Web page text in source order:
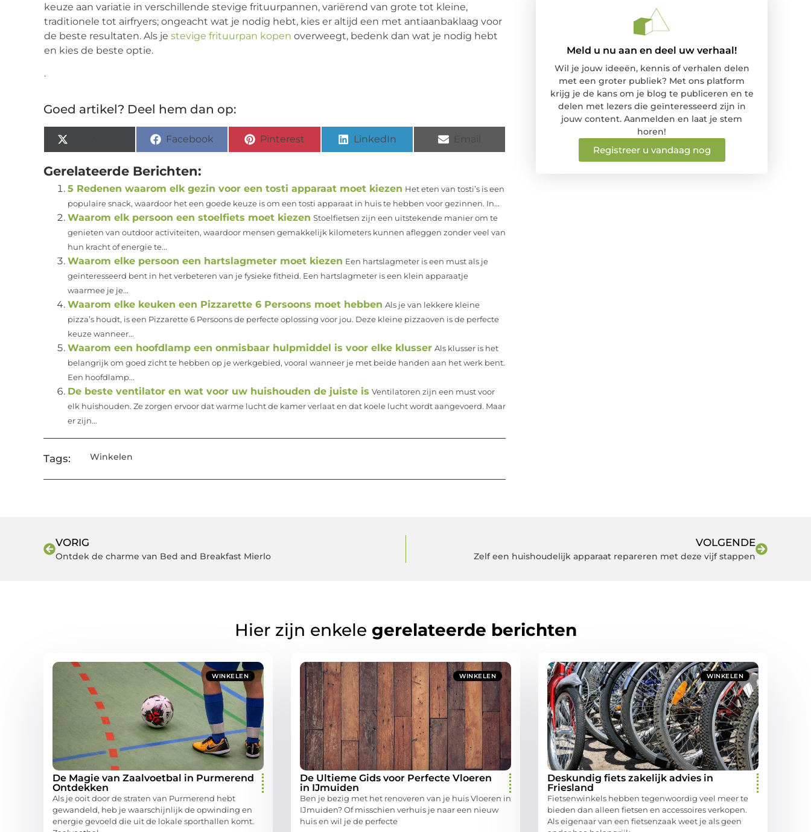
keuze aan variatie in verschillende stevige frituurpannen, variërend van grote tot kleine,
traditionele tot airfryers; ongeacht wat je nodig hebt, kies er altijd een met antiaanbaklaag voor
de beste resultaten. Als je stevige frituurpan kopen overweegt, bedenk dan wat je nodig hebt
en kies de beste optie.
.
Goed artikel? Deel hem dan op:
Facebook Pinterest LinkedIn
Gerelateerde Berichten:
5 Redenen waarom elk gezin voor een tosti apparaat moet kiezen Het eten van tosti’s is een
populaire snack, waardoor het een goede keuze is om een tosti apparaat in huis te hebben voor gezinnen. In...
Waarom elk persoon een stoelfiets moet kiezen Stoelfietsen zijn een uitstekende manier om te
genieten van outdoor activiteiten, waardoor mensen gemakkelijk kilometers kunnen afleggen zonder veel van
hun kracht of energie te...
Waarom elke persoon een hartslagmeter moet kiezen Een hartslagmeter is een must als je
geïnteresseerd bent in het verbeteren van je fysieke fitheid. Een hartslagmeter is een klein apparaatje
waarmee je je...
Waarom elke keuken een Pizzarette 6 Persoons moet hebben Als je van lekkere kleine
pizza’s houdt, is een Pizzarette 6 Persoons de perfecte oplossing voor jou. Deze kleine pizzaoven is de perfecte
keuze wanneer...
Waarom een hoofdlamp een onmisbaar hulpmiddel is voor elke klusser Als klusser is het
belangrijk om goed zicht te hebben op je werkgebied, vooral wanneer je met beide handen aan het werk bent.
Een hoofdlamp...
De beste ventilator en wat voor uw huishouden de juiste is Ventilatoren zijn een must voor
elk huishouden. Ze zorgen ervoor dat warme lucht de kamer verlaat en dat koele lucht wordt aangevoerd. Maar
er zijn...
Tags: Winkelen
Meld u nu aan en deel uw verhaal!
Wil je jouw ideeën, kennis of verhalen delen
met een groter publiek? Met ons platform
krijg je de kans om je blog te publiceren en te
delen met lezers die geïnteresseerd zijn in
jouw content. Aanmelden en laat je stem
horen!
Registreer u vandaag nog
VORIG
Ontdek de charme van Bed and Breakfast Mierlo
VOLGENDE
Zelf een huishoudelijk apparaat repareren met deze vijf stappen
Hier zijn enkele gerelateerde berichten
WINKELEN
De Magie van Zaalvoetbal in Purmerend
Ontdekken
Als je ooit door de straten van Purmerend hebt
gewandeld, heb je waarschijnlijk de opwinding en
energie gevoeld die uit de lokale sporthallen komt.
WINKELEN
De Ultieme Gids voor Perfecte Vloeren
in IJmuiden
Ben je bezig met het renoveren van je huis Vloeren in
IJmuiden? Of misschien verhuis je naar een nieuw
huis en wil je de perfecte
WINKELEN
Deskundig fiets zakelijk advies in
Friesland
Fietsenwinkels hebben tegenwoordig veel meer te
bieden dan alleen fietsen en accessoires verkopen.
Als eigenaar van een fietsenzaak weet je als geen